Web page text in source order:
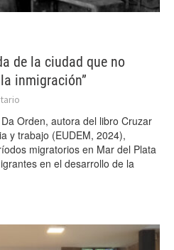
de la ciudad que no
inmigración”
Orden, autora del libro Cruzar
y trabajo (EUDEM, 2024),
migratorios en Mar del Plata
en el desarrollo de la